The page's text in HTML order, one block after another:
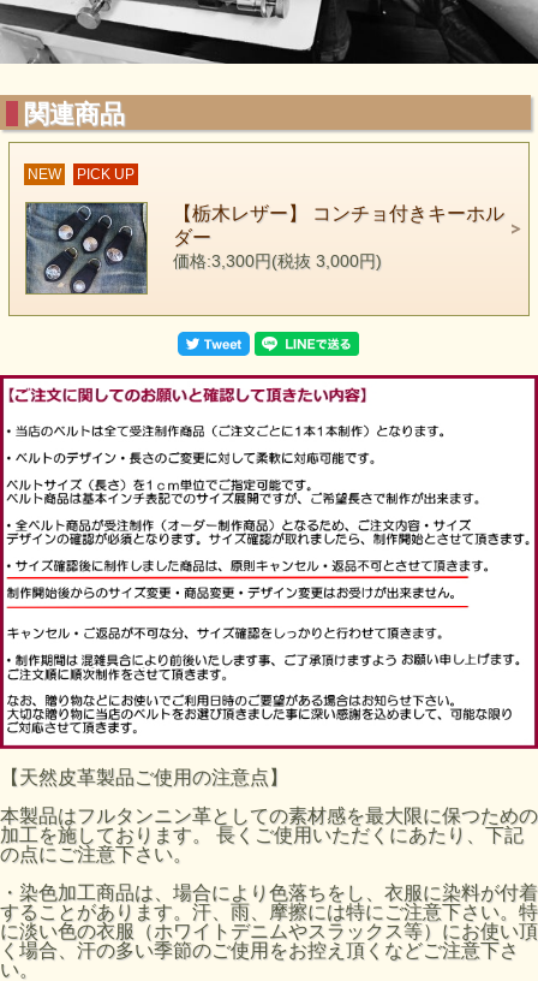
関連商品
NEW PICK UP
【栃木レザー】 コンチョ付きキーホル
ダー
価格:3,300円(税抜 3,000円)
【天然皮革製品ご使用の注意点】
本製品はフルタンニン革としての素材感を最大限に保つための
加工を施しております。 長くご使用いただくにあたり、下記
の点にご注意下さい。
・染色加工商品は、場合により色落ちをし、衣服に染料が付着
することがあります。汗、雨、摩擦には特にご注意下さい。特
に淡い色の衣服（ホワイトデニムやスラックス等）にお使い頂
く場合、汗の多い季節のご使用をお控え頂くなどご注意下さ
い。